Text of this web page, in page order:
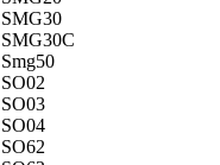
SMG30
SMG30C
Smg50
SO02
SO03
SO04
SO62